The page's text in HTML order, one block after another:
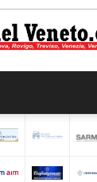
del